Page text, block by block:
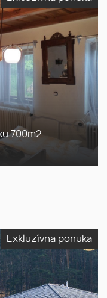
700m2
Exkluzívna ponuka